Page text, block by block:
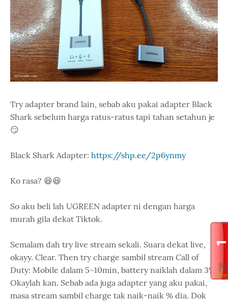
Try adapter brand lain, sebab aku pakai adapter Black
Shark sebelum harga ratus-ratus tapi tahan setahun je
😏
Black Shark Adapter: https://shp.ee/2p6ynmy
Ko rasa? 😆😆
So aku beli lah UGREEN adapter ni dengan harga
murah gila dekat Tiktok.
Semalam dah try live stream sekali. Suara dekat live,
okayy. Clear. Then try charge sambil stream Call of
Duty: Mobile dalam 5~10min, battery naiklah dalam 3%.
Okaylah kan. Sebab ada juga adapter yang aku pakai,
masa stream sambil charge tak naik-naik % dia. Dok